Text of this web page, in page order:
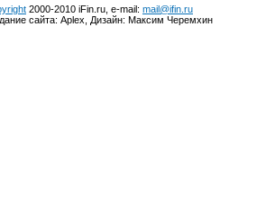
2000-2010 iFin.ru, e-mail: mail@ifin.ru
сайта: Aplex, Дизайн: Максим Черемхин